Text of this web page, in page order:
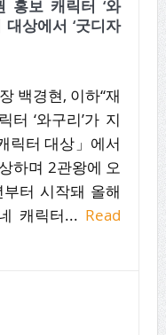
홍보 캐릭터 ‘와
상에서 ‘굿디자
백경현, 이하“재
‘와구리’가 지
릭터 대상」에서
하며 2관왕에 오
터 시작돼 올해
캐릭터... Read